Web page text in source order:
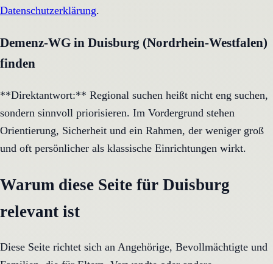
Datenschutzerklärung.
Demenz-WG in Duisburg (Nordrhein-Westfalen)
finden
**Direktantwort:** Regional suchen heißt nicht eng suchen,
sondern sinnvoll priorisieren. Im Vordergrund stehen
Orientierung, Sicherheit und ein Rahmen, der weniger groß
und oft persönlicher als klassische Einrichtungen wirkt.
Warum diese Seite für Duisburg
relevant ist
Diese Seite richtet sich an Angehörige, Bevollmächtigte und